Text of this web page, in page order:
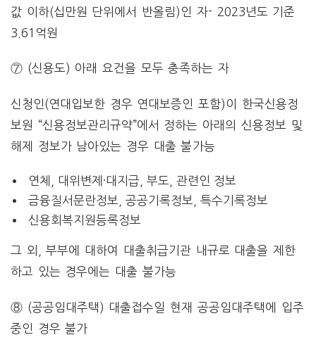
값 이하(십만원 단위에서 반올림)인 자- 2023년도 기준
3.61억원
⑦ (신용도) 아래 요건을 모두 충족하는 자
신청인(연대입보한 경우 연대보증인 포함)이 한국신용정
보원 “신용정보관리규약”에서 정하는 아래의 신용정보 및
해제 정보가 남아있는 경우 대출 불가능
연체, 대위변제·대지급, 부도, 관련인 정보
금융질서문란정보, 공공기록정보, 특수기록정보
신용회복지원등록정보
그 외, 부부에 대하여 대출취급기관 내규로 대출을 제한
하고 있는 경우에는 대출 불가능
⑧ (공공임대주택) 대출접수일 현재 공공임대주택에 입주
중인 경우 불가